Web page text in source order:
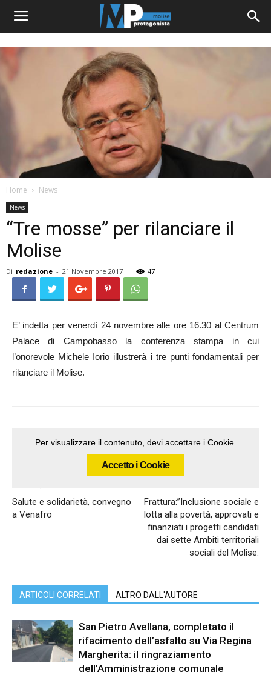
Home News
News
“Tre mosse” per rilanciare il
Molise
Di redazione - 21 Novembre 2017 47
E’ indetta per venerdì 24 novembre alle ore 16.30 al Centrum
Palace di Campobasso la conferenza stampa in cui
l’onorevole Michele Iorio illustrerà i tre punti fondamentali per
rilanciare il Molise.
Per visualizzare il contenuto, devi accettare i Cookie.
Accetto i Cookie
Salute e solidarietà, convegno
a Venafro
Frattura:”Inclusione sociale e
lotta alla povertà, approvati e
finanziati i progetti candidati
dai sette Ambiti territoriali
sociali del Molise.
ARTICOLI CORRELATI ALTRO DALL'AUTORE
San Pietro Avellana, completato il
rifacimento dell’asfalto su Via Regina
Margherita: il ringraziamento
dell’Amministrazione comunale